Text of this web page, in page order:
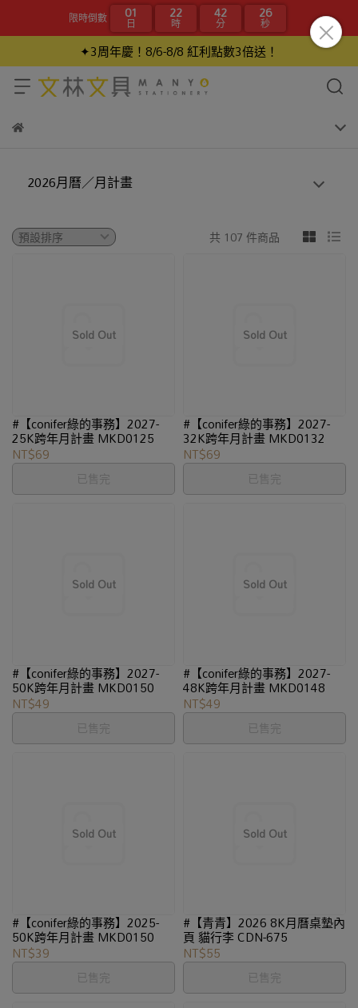
限時倒數 01
日 22
時 42
分 25
秒
✦3周年慶！8/6-8/8 紅利點數3倍送！
2026月曆／月計畫
共 107 件商品
#【conifer綠的事務】2027-
25K跨年月計畫 MKD0125
NT$69
已售完
#【conifer綠的事務】2027-
32K跨年月計畫 MKD0132
NT$69
已售完
#【conifer綠的事務】2027-
50K跨年月計畫 MKD0150
NT$49
已售完
#【conifer綠的事務】2027-
48K跨年月計畫 MKD0148
NT$49
已售完
#【conifer綠的事務】2025-
50K跨年月計畫 MKD0150
NT$39
已售完
#【青青】2026 8K月曆桌墊內
頁 貓行李 CDN-675
NT$55
已售完